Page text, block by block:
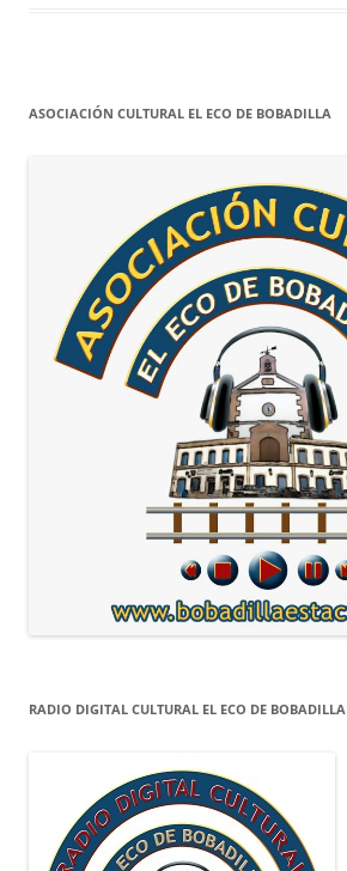
ASOCIACIÓN CULTURAL EL ECO DE BOBADILLA
RADIO DIGITAL CULTURAL EL ECO DE BOBADILLA